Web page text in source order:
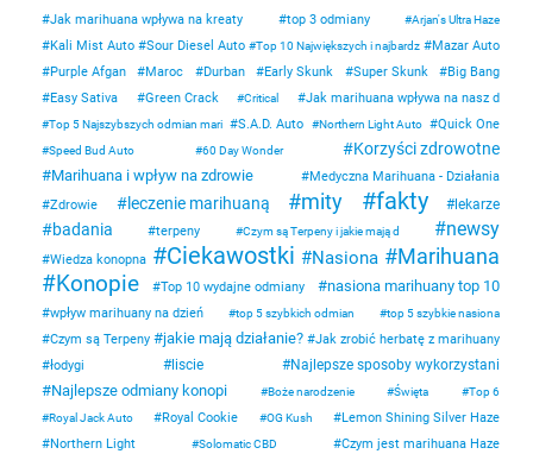
Jak marihuana wpływa na kreaty top 3 odmiany Arjan's Ultra Haze
Kali Mist Auto Sour Diesel Auto Top 10 Największych i najbardz
Mazar Auto
Purple Afgan
Maroc Durban Early Skunk Super Skunk
Big Bang
Easy Sativa
Green Crack Critical Jak marihuana wpływa na nasz d
Top 5 Najszybszych odmian mari S.A.D. Auto Northern Light Auto Quick One
Speed Bud Auto 60 Day Wonder Korzyści zdrowotne
Marihuana i wpływ na zdrowie
Medyczna Marihuana - Działania
Zdrowie
leczenie marihuaną mity fakty lekarze
badania terpeny Czym są Terpeny i jakie mają d newsy
Wiedza konopna Ciekawostki Nasiona Marihuana
Konopie Top 10 wydajne odmiany nasiona marihuany top 10
wpływ marihuany na dzień top 5 szybkich odmian top 5 szybkie nasiona
Czym są Terpeny jakie mają działanie?
Jak zrobić herbatę z marihuany
łodygi
liscie Najlepsze sposoby wykorzystani
Najlepsze odmiany konopi Boże narodzenie Święta
Top 6
Royal Jack Auto
Royal Cookie OG Kush
Lemon Shining Silver Haze
Northern Light
Solomatic CBD
Czym jest marihuana Haze